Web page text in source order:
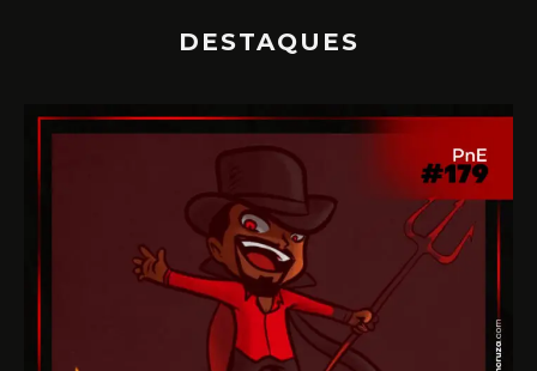
DESTAQUES